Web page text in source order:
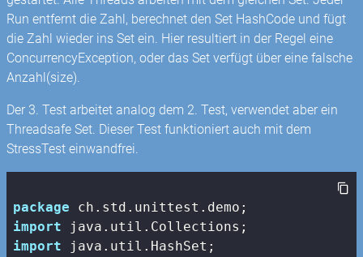
Run entfernt die Zahl, berechnet den Set HashCode und fügt
die Zahl wieder ins Set ein. Hier resultiert in der Regel eine
ConcurrencyException, oder das Set verfügt über eine falsche
Anzahl(size).
Der 3. Test arbeitet analog dem 2. Test, verwendet aber ein
Threadsafe Set. Dieser Test funktioniert auch mit dem
StressTest einwandfrei.
package
import
import